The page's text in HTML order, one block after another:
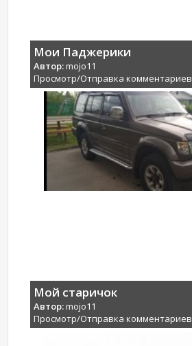
Мои Паджерики
Автор:mojo11
Просмотр/Отправка комментариев
Мой старичок
Автор:mojo11
Просмотр/Отправка комментариев